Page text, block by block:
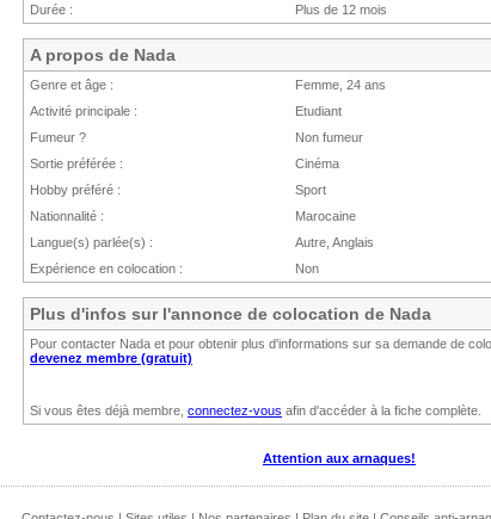
Durée :
Plus de 12 mois
A propos de Nada
Genre et âge :
Femme, 24 ans
Activité principale :
Etudiant
Fumeur ?
Non fumeur
Sortie préférée :
Cinéma
Hobby préféré :
Sport
Nationnalité :
Marocaine
Langue(s) parlée(s) :
Autre, Anglais
Expérience en colocation :
Non
Plus d'infos sur l'annonce de colocation de Nada
Pour contacter Nada et pour obtenir plus d'informations sur sa demande de
devenez membre (gratuit)
Si vous êtes déjà membre, connectez-vous afin d'accéder à la fiche complète.
Attention aux arnaques!